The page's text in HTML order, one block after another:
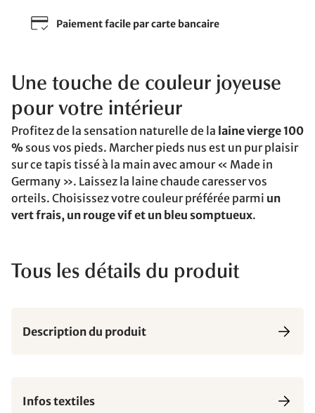
Paiement facile par carte bancaire
Une touche de couleur joyeuse
pour votre intérieur
Profitez de la sensation naturelle de la laine vierge 100
% sous vos pieds. Marcher pieds nus est un pur plaisir
sur ce tapis tissé à la main avec amour « Made in
Germany ». Laissez la laine chaude caresser vos
orteils. Choisissez votre couleur préférée parmi un
vert frais, un rouge vif et un bleu somptueux.
Tous les détails du produit
Description du produit
Infos textiles